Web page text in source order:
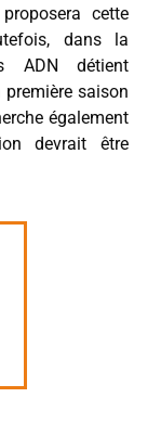
cette
dans la
ADN détient
saison
également
devrait être